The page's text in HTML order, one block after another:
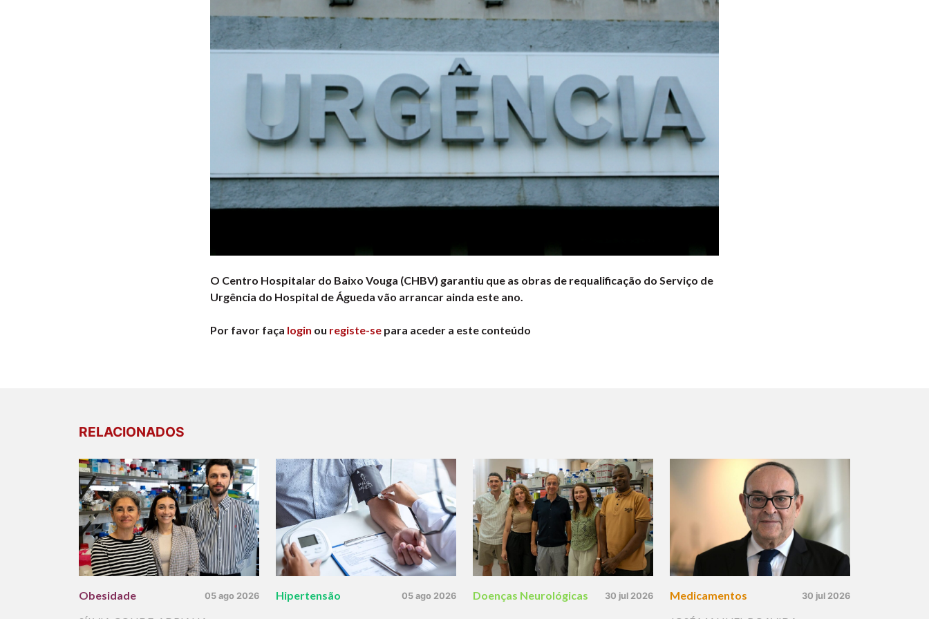
O Centro Hospitalar do Baixo Vouga (CHBV) garantiu que as obras de requalificação do Serviço de
Urgência do Hospital de Águeda vão arrancar ainda este ano.
Por favor faça login ou registe-se para aceder a este conteúdo
RELACIONADOS
Obesidade 05 ago 2026 Hipertensão 05 ago 2026 Doenças Neurológicas 30 jul 2026 Medicamentos 30 jul 2026